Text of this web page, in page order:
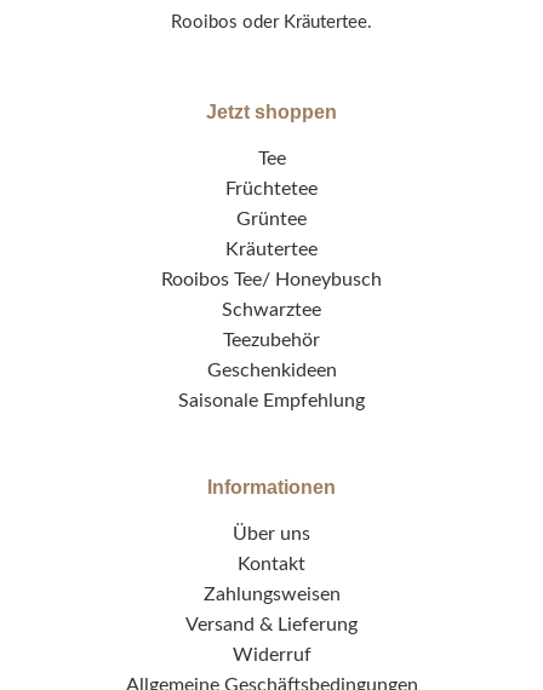
Rooibos oder Kräutertee.
Jetzt shoppen
Tee
Früchtetee
Grüntee
Kräutertee
Rooibos Tee/ Honeybusch
Schwarztee
Teezubehör
Geschenkideen
Saisonale Empfehlung
Informationen
Über uns
Kontakt
Zahlungsweisen
Versand & Lieferung
Widerruf
Allgemeine Geschäftsbedingungen